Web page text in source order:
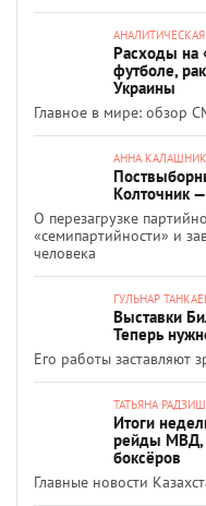
АНАЛИТИЧЕСКАЯ
Расходы на
футболе,
Украины
Главное в мире: обзор
АННА
Колточник
О перезагрузке
«семипартийности» и
человека
ГУЛЬНАР
Выставки
Теперь
Его работы заставляют
ТАТЬЯНА
Итоги
рейды МВД,
боксёров
Главные новости